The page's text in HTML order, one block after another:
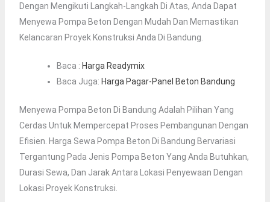
Dengan Mengikuti Langkah-Langkah Di Atas, Anda Dapat
Menyewa Pompa Beton Dengan Mudah Dan Memastikan
Kelancaran Proyek Konstruksi Anda Di Bandung.
Baca : Harga Readymix
Baca Juga: Harga Pagar-Panel Beton Bandung
Menyewa Pompa Beton Di Bandung Adalah Pilihan Yang
Cerdas Untuk Mempercepat Proses Pembangunan Dengan
Efisien. Harga Sewa Pompa Beton Di Bandung Bervariasi
Tergantung Pada Jenis Pompa Beton Yang Anda Butuhkan,
Durasi Sewa, Dan Jarak Antara Lokasi Penyewaan Dengan
Lokasi Proyek Konstruksi.